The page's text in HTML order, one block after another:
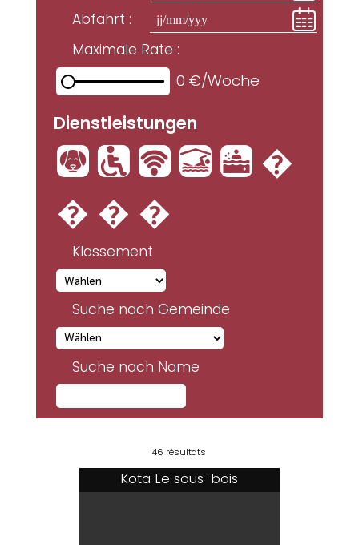
Abfahrt :
Maximale Rate :
0 €/Woche
Dienstleistungen
: ' h W J �
� � �
Klassement
Suche nach Gemeinde
Suche nach Name
46 résultats
Kota Le sous-bois